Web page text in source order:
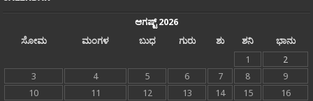
ಆಗಷ್ಟ್ 2026
ಸೋಮ
ಮಂಗಳ ಬುಧ ಗುರು ಶು ಶನಿ
ಭಾನು
1
2
3
4 5 6 7 8
9
10
11 12 13 14 15 16